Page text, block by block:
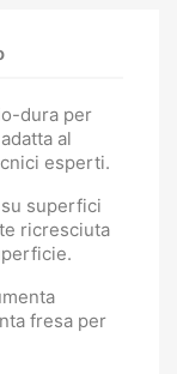
dura per
al
esperti.
superfici
ricresciuta
fresa per